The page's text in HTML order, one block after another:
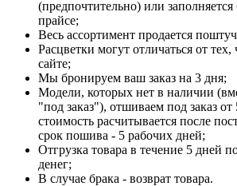
(предпочтительно) или заполняется
прайсе;
Весь ассортимент продается
Расцветки могут отличаться от
сайте;
Мы бронируем ваш заказ на 3 дня;
Модели, которых нет в наличии
"под заказ"), отшиваем под заказ
стоимость расчитывается после
срок пошива - 5 рабочих дней;
Отгрузка товара в течение 5 дней
денег;
В случае брака - возврат товара.